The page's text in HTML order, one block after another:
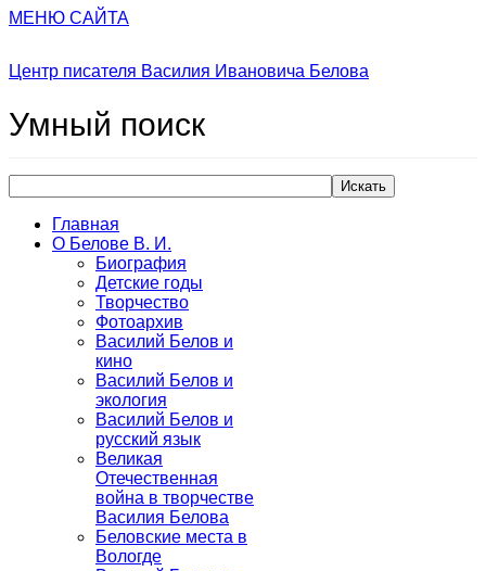
МЕНЮ САЙТА
Центр писателя Василия Ивановича Белова
Умный поиск
Искать
Главная
О Белове В. И.
Биография
Детские годы
Творчество
Фотоархив
Василий Белов и
кино
Василий Белов и
экология
Василий Белов и
русский язык
Великая
Отечественная
война в творчестве
Василия Белова
Беловские места в
Вологде